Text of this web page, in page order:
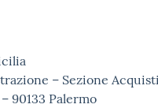
– Sezione
90133 Palermo